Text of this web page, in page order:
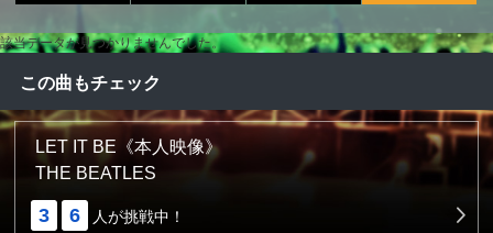
該当データが見つかりませんでした。
この曲もチェック
LET IT BE《本人映像》
THE BEATLES
3 6 人が挑戦中！